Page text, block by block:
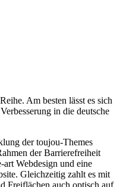
Am besten lässt es sich
in die deutsche
der toujou-Themes
der Barrierefreiheit
art Webdesign und eine
Gleichzeitig zahlt es mit